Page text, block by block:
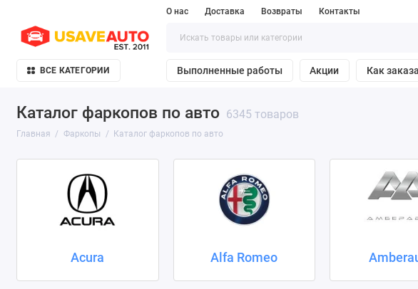
О нас Доставка Возвраты Контакты
ВСЕ КАТЕГОРИИ Выполненные работы Акции Как
Каталог фаркопов по авто 6345 товаров
Главная Фаркопы Каталог фаркопов по авто
Acura Alfa Romeo